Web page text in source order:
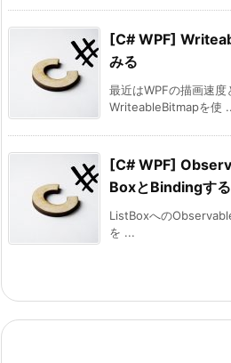
[C# WPF]
みる
最近はWPFの描画速
WriteableBitmapを使
[C# WPF]
BoxとBindingする
ListBoxへの
を ...